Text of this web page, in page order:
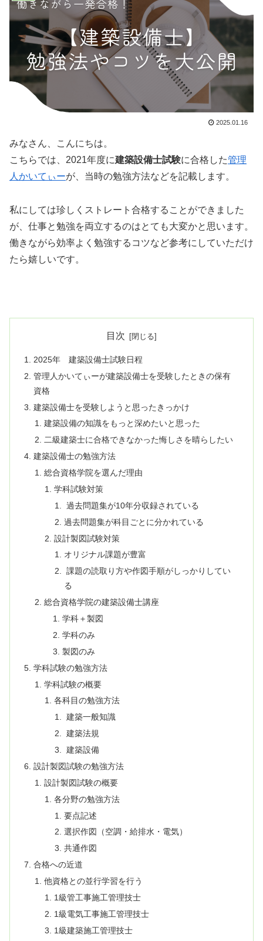
2025.01.16
みなさん、こんにちは。
こちらでは、2021年度に建築設備士試験に合格した管理
人かいてぃーが、当時の勉強方法などを記載します。
私にしては珍しくストレート合格することができました
が、仕事と勉強を両立するのはとても大変かと思います。
働きながら効率よく勉強するコツなど参考にしていただけ
たら嬉しいです。
目次
2025年 建築設備士試験日程
管理人かいてぃーが建築設備士を受験したときの保有
資格
建築設備士を受験しようと思ったきっかけ
建築設備の知識をもっと深めたいと思った
二級建築士に合格できなかった悔しさを晴らしたい
建築設備士の勉強方法
総合資格学院を選んだ理由
学科試験対策
過去問題集が10年分収録されている
過去問題集が科目ごとに分かれている
設計製図試験対策
オリジナル課題が豊富
課題の読取り方や作図手順がしっかりしてい
る
総合資格学院の建築設備士講座
学科＋製図
学科のみ
製図のみ
学科試験の勉強方法
学科試験の概要
各科目の勉強方法
建築一般知識
建築法規
建築設備
設計製図試験の勉強方法
設計製図試験の概要
各分野の勉強方法
要点記述
選択作図（空調・給排水・電気）
共通作図
合格への近道
他資格との並行学習を行う
1級管工事施工管理技士
1級電気工事施工管理技士
1級建築施工管理技士